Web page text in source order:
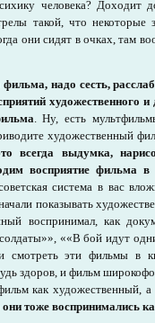
человека? Доходит
такой, что некоторые
они сидят в очках, там
надо сесть,
художественного
. Ну, есть
художественный
всегда выдумка,
восприятие фильма
система в вас
показывать
воспринимал, как
««В бой идут
смотреть эти фильмы в
здоров, и фильм
как художественный,
тоже воспринимались